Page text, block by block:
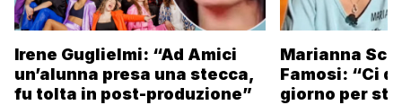
Irene Guglielmi: “Ad Amici
un’alunna presa una stecca,
fu tolta in post-produzione”
Marianna
Famosi: “Ci
giorno per